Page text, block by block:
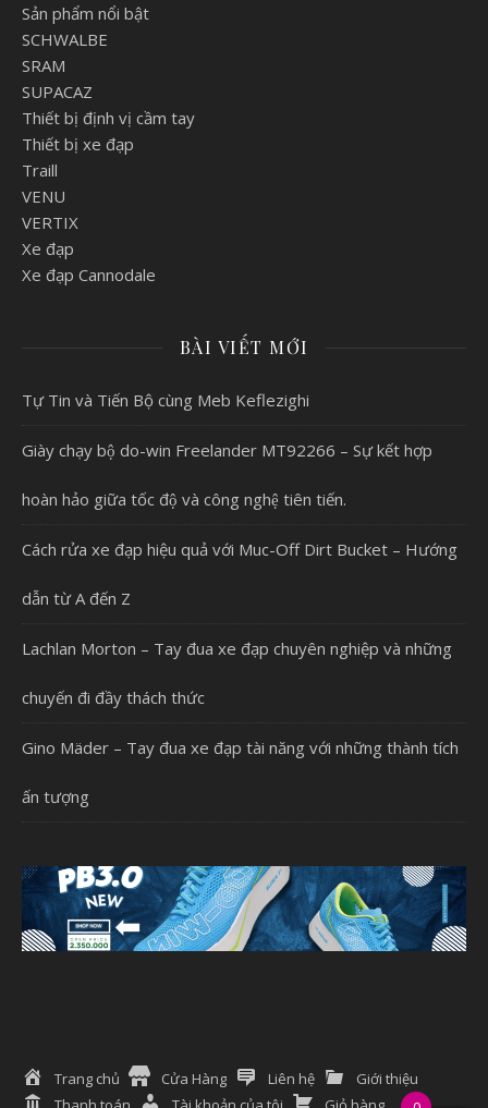
Sản phẩm nổi bật
SCHWALBE
SRAM
SUPACAZ
Thiết bị định vị cầm tay
Thiết bị xe đạp
Traill
VENU
VERTIX
Xe đạp
Xe đạp Cannodale
BÀI VIẾT MỚI
Tự Tin và Tiến Bộ cùng Meb Keflezighi
Giày chạy bộ do-win Freelander MT92266 – Sự kết hợp
hoàn hảo giữa tốc độ và công nghệ tiên tiến.
Cách rửa xe đạp hiệu quả với Muc-Off Dirt Bucket – Hướng
dẫn từ A đến Z
Lachlan Morton – Tay đua xe đạp chuyên nghiệp và những
chuyến đi đầy thách thức
Gino Mäder – Tay đua xe đạp tài năng với những thành tích
ấn tượng
Trang chủ Cửa Hàng Liên hệ
Giới thiệu